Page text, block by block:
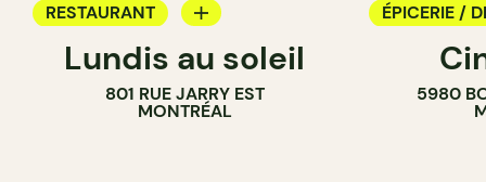
RESTAURANT
BAR À VIN
Lundis au soleil
801 RUE JARRY EST
MONTRÉAL
ÉPICERIE /
COMPTOIR
CAVISTE
5980